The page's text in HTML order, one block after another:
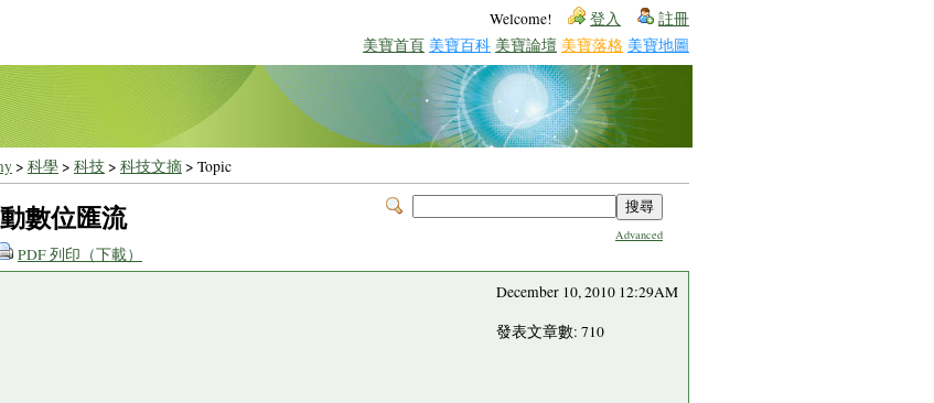
Welcome! 登入 註冊
美寶首頁 美寶百科 美寶論壇 美寶落格 美寶地圖
> 科學> 科技> 科技文摘> Topic
Advanced
數位匯流
PDF 列印（下載）
December 10, 2010 12:29AM
發表文章數: 710